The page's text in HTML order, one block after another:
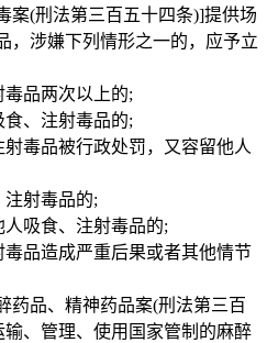
(刑法第三百五十四条)]提供场
，涉嫌下列情形之一的，应予立
品两次以上的;
、注射毒品的;
毒品被行政处罚，又容留他人
射毒品的;
吸食、注射毒品的;
品造成严重后果或者其他情节
品、精神药品案(刑法第三百
、管理、使用国家管制的麻醉